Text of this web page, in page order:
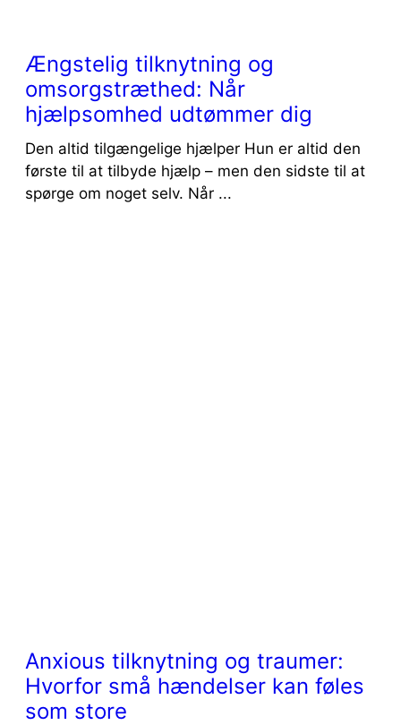
Ængstelig tilknytning og
omsorgstræthed: Når
hjælpsomhed udtømmer dig
Den altid tilgængelige hjælper Hun er altid den
første til at tilbyde hjælp – men den sidste til at
spørge om noget selv. Når ...
Anxious tilknytning og traumer:
Hvorfor små hændelser kan føles
som store